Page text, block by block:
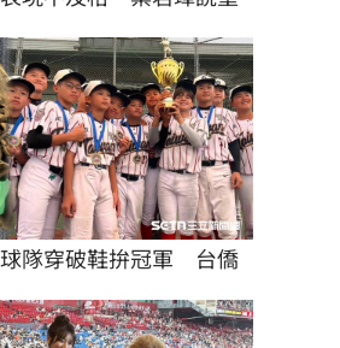
隊穿破鞋拚冠軍　台僑